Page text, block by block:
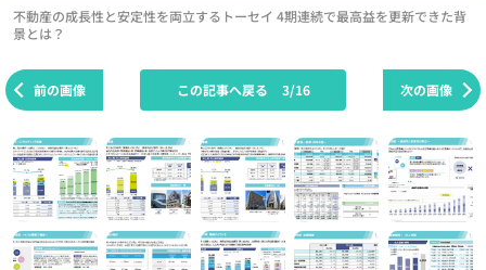
不動産の成長性と安定性を両立するトーセイ 4期連続で最高益を更新できた背
景とは？
前の画像 次の画像
この記事へ戻る 3/16